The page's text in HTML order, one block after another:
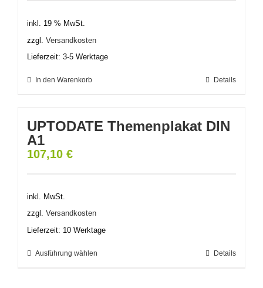
inkl. 19 % MwSt.
zzgl. Versandkosten
Lieferzeit: 3-5 Werktage
In den Warenkorb Details
UPTODATE Themenplakat DIN
A1
107,10 €
inkl. MwSt.
zzgl. Versandkosten
Lieferzeit: 10 Werktage
Ausführung wählen Details